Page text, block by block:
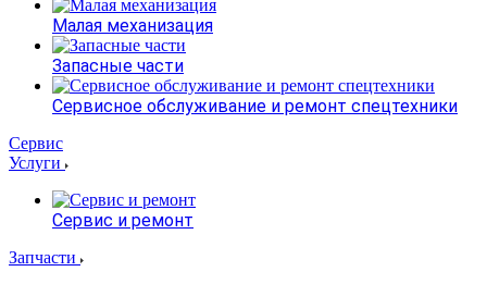
Малая механизация
Запасные части
Сервисное обслуживание и ремонт спецтехники
Сервис
Услуги
Сервис и ремонт
Запчасти